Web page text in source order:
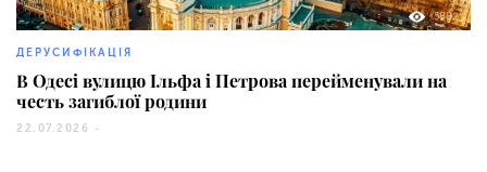
588
ДЕРУСИФІКАЦІЯ
В Одесі вулицю Ільфа і Петрова перейменували на
честь загиблої родини
22.07.2026 -